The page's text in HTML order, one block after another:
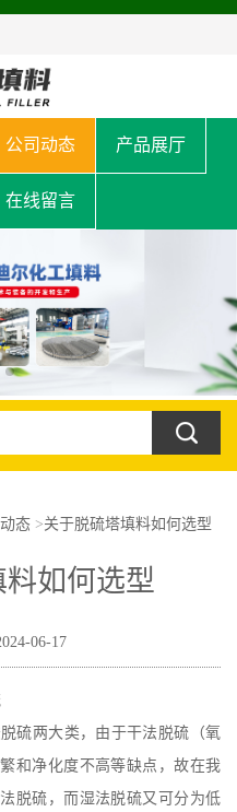
公司动态 产品展厅
在线留言
态>关于脱硫塔填料如何选型
如何选型
06-17
硫两大类，由于干法脱硫（氧
和净化度不高等缺点，故在我
脱硫，而湿法脱硫又可分为低